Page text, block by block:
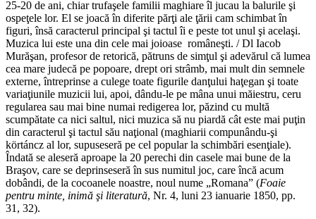
25-20 de ani, chiar trufaşele familii maghiare îl jucau la balurile şi
ospeţele lor. El se joacă în diferite părţi ale ţării cam schimbat în
figuri, însă caracterul principal şi tactul îi e peste tot unul şi acelaşi.
Muzica lui este una din cele mai joioase româneşti. / Dl Iacob
Murăşan, profesor de retorică, pătruns de simţul şi adevărul că lumea
cea mare judecă pe popoare, drept ori strâmb, mai mult din semnele
externe, întreprinse a culege toate figurile danţului haţegan şi toate
variaţiunile muzicii lui, apoi, dându-le pe mâna unui măiestru, ceru
regularea sau mai bine numai redigerea lor, păzind cu multă
scumpătate ca nici saltul, nici muzica să nu piardă cât este mai puţin
din caracterul şi tactul său naţional (maghiarii compunându-şi
körtáncz al lor, supuseseră pe cel popular la schimbări esenţiale).
Îndată se aleseră aproape la 20 perechi din casele mai bune de la
Braşov, care se deprinseseră în sus numitul joc, care încă acum
dobândi, de la cocoanele noastre, noul nume „Romana” (Foaie
pentru minte, inimă şi literatură, Nr. 4, luni 23 ianuarie 1850, pp.
31, 32).